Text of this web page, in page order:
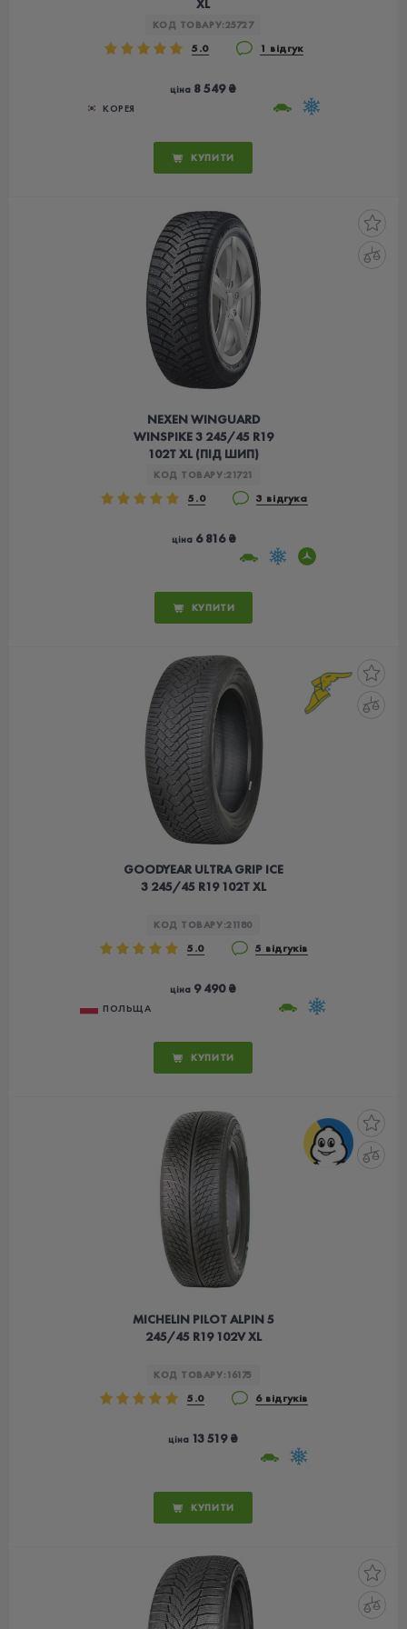
XL
КОД ТОВАРУ:25727
5.0 1 відгук
ціна 8 549 ₴
КОРЕЯ
КУПИТИ
NEXEN WINGUARD
WINSPIKE 3 245/45 R19
102T XL (ПІД ШИП)
КОД ТОВАРУ:21721
5.0 3 відгука
ціна6 816 ₴
КУПИТИ
GOODYEAR ULTRA GRIP ICE
3 245/45 R19 102T XL
КОД ТОВАРУ:21180
5.0 5 відгуків
ціна 9 490 ₴
ПОЛЬЩА
КУПИТИ
MICHELIN PILOT ALPIN 5
245/45 R19 102V XL
КОД ТОВАРУ: 16175
5.0 6 відгуків
ціна 13 519 ₴
КУПИТИ